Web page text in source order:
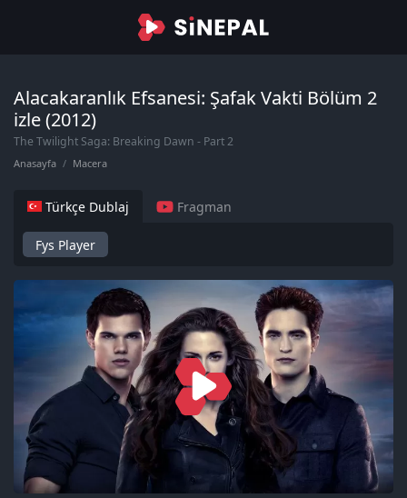
Alacakaranlık Efsanesi: Şafak Vakti Bölüm 2
izle (2012)
The Twilight Saga: Breaking Dawn - Part 2
Anasayfa Macera
Türkçe Dublaj Fragman
Fys Player